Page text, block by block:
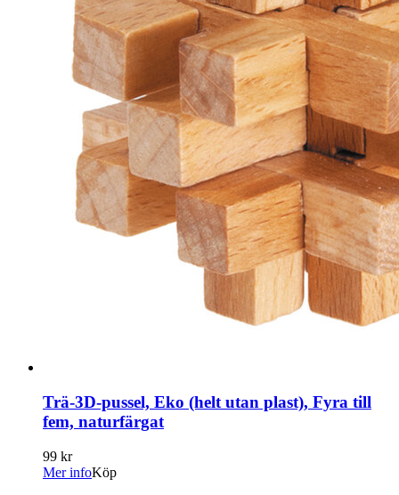
Trä-3D-pussel, Eko (helt utan plast), Fyra till
fem, naturfärgat
99 kr
Mer infoKöp